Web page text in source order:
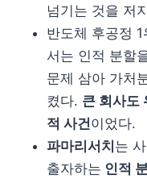
넘기는 것을 저
반도체 후공정 1
서는 인적 분할
문제 삼아 가처
켰다. 큰 회사도
적 사건이었다.
파마리서치는
출자하는 인적